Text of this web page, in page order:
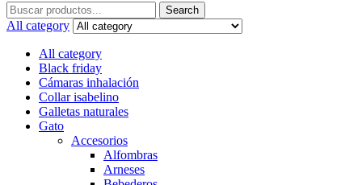
Search
for:
Search
All category
All category
Black friday
Cámaras inhalación
Collar isabelino
Galletas naturales
Gato
Accesorios
Alfombras
Arneses